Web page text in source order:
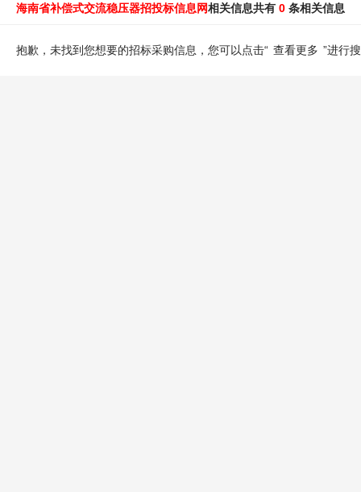
海南省补偿式交流稳压器招投标信息网相关信息共有 0 条相关信息
抱歉，未找到您想要的招标采购信息，您可以点击“ 查看更多 ”进行